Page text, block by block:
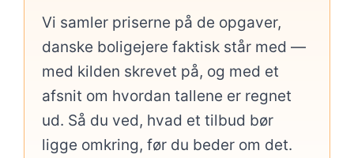
Vi samler priserne på de opgaver,
danske boligejere faktisk står med —
med kilden skrevet på, og med et
afsnit om hvordan tallene er regnet
ud. Så du ved, hvad et tilbud bør
ligge omkring, før du beder om det.